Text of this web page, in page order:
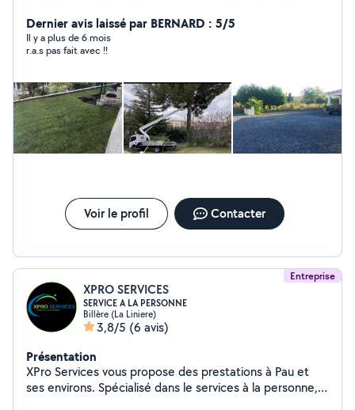
qualité basé sur la confiance N'hésitez pas à me
contacter pour un renseignement
Dernier avis laissé par BERNARD : 5/5
Il y a plus de 6 mois
r.a.s pas fait avec !!
Voir le profil Contacter
Entreprise
XPRO SERVICES
SERVICE A LA PERSONNE
Billère (La Liniere)
3,8/5 (6 avis)
Présentation
XPro Services vous propose des prestations à Pau et
ses environs. Spécialisé dans le services à la personne,